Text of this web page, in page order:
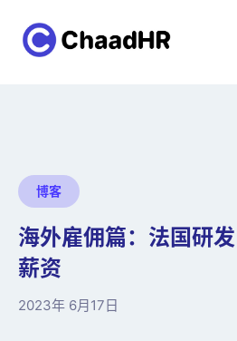
博客
海外雇佣篇：法国研
薪资
2023年 6月17日